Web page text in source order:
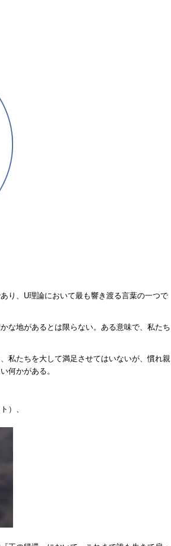
り、U理論において最も響き渡る言葉の一つで
な地があるとは限らない。ある意味で、私たち
私たちを大して満足させてはいないが、慣れ親
何かがある。
）、